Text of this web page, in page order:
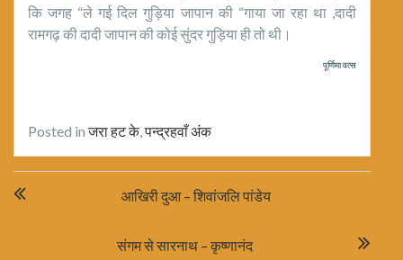
कि जगह “ले गई दिल गुड़िया जापान की “गाया जा रहा था ,दादी
रामगढ़ की दादी जापान की कोई सुंदर गुड़िया ही तो थी।
पूर्णिमा वत्स
Posted inजरा हट के,पन्द्रहवाँ अंक
navigation
आखिरी दुआ – शिवांजलि पांडेय
संगम से सारनाथ – कृष्णानंद